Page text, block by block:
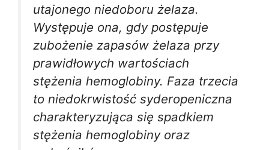
utajonego niedoboru żelaza.
Występuje ona, gdy postępuje
zubożenie zapasów żelaza przy
prawidłowych wartościach
stężenia hemoglobiny. Faza trzecia
to niedokrwistość syderopeniczna
charakteryzująca się spadkiem
stężenia hemoglobiny oraz